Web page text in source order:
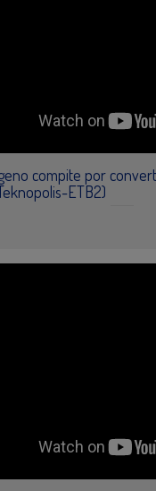
compite por
ETB2)